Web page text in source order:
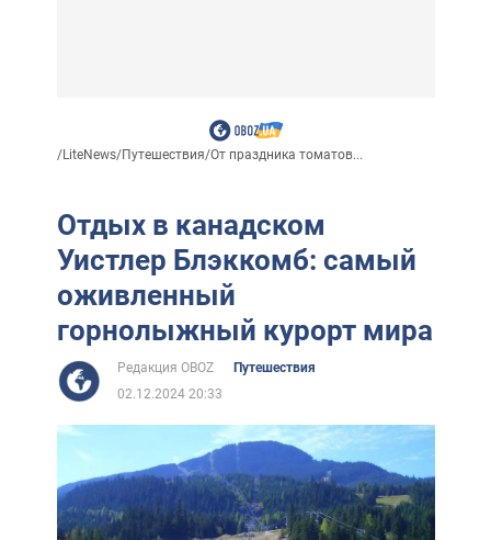
/LiteNews/Путешествия/От праздника томатов...
Отдых в канадском
Уистлер Блэккомб: самый
оживленный
горнолыжный курорт мира
Редакция OBOZ
Путешествия
02.12.2024 20:33